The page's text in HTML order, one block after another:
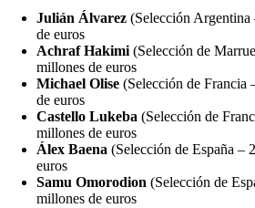
Julián Álvarez (Selección
de euros
Achraf Hakimi(Selección de
millones de euros
Michael Olise (Selección de Francia
de euros
Castello Lukeba (Selección de
millones de euros
Álex Baena (Selección de España –
euros
Samu Omorodion (Selección de
millones de euros